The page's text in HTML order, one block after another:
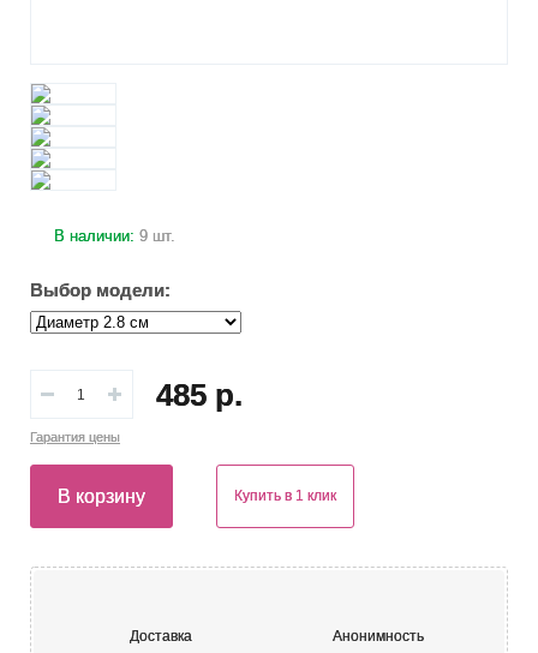
В наличии: 9 шт.
Выбор модели:
Гарантия цены
485 р.
В корзину Купить в 1 клик
Доставка Анонимность